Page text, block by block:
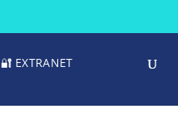
🔐 EXTRANET